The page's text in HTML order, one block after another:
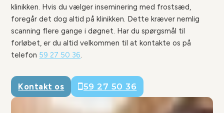
klinikken. Hvis du vælger inseminering med frostsæd,
foregår det dog altid på klinikken. Dette kræver nemlig
scanning flere gange i døgnet. Har du spørgsmål til
forløbet, er du altid velkommen til at kontakte os på
telefon 59 27 50 36.
Kontakt os 59 27 50 36